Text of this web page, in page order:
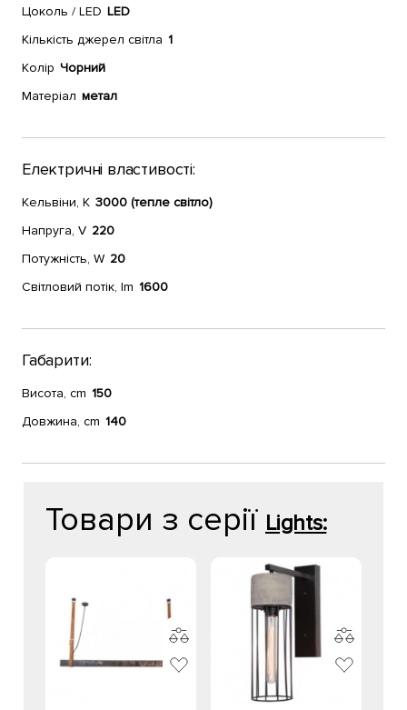
Цоколь / LED LED
Кількість джерел світла 1
Колір Чорний
Матеріал метал
Електричні властивості:
Кельвіни, К 3000 (тепле світло)
Напруга, V 220
Потужність, W 20
Світловий потік, lm 1600
Габарити:
Висота, cm 150
Довжина, cm 140
Товари з серії Lights: